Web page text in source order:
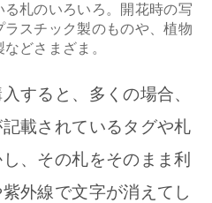
札のいろいろ。開花時の写
スチック製のものや、植物
どさまざま。
すると、多くの場合、
載されているタグや札
、その札をそのまま利
外線で文字が消えてし